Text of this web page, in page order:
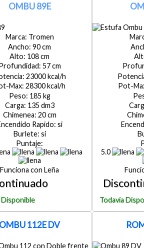
OMBU 89E
Tromen
90
108
57
23000
28300
185
135
20
si
si
Leña
5.0
OMBU 112E DV